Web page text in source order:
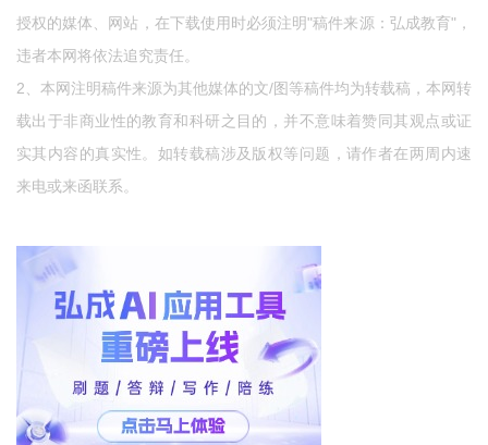
授权的媒体、网站，在下载使用时必须注明"稿件来源：弘成教育"，
违者本网将依法追究责任。
2、本网注明稿件来源为其他媒体的文/图等稿件均为转载稿，本网转
载出于非商业性的教育和科研之目的，并不意味着赞同其观点或证
实其内容的真实性。如转载稿涉及版权等问题，请作者在两周内速
来电或来函联系。